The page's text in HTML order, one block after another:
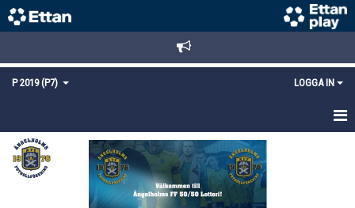
P 2019 (P7) LOGGA IN
HEM
NYHETER